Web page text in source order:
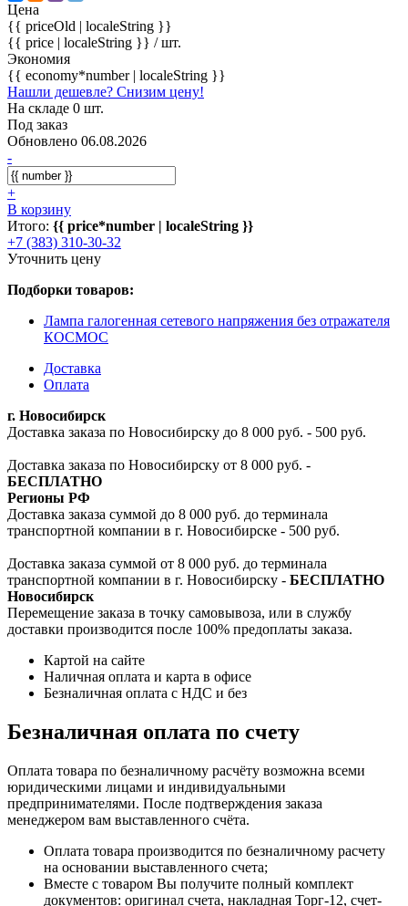
Цена
{{ priceOld | localeString }}
{{ price | localeString }} / шт.
Экономия
{{ economy*number | localeString }}
Нашли дешевле? Снизим цену!
На складе 0 шт.
Под заказ
Обновлено 06.08.2026
-
+
В корзину
Итого: {{ price*number | localeString }}
+7 (383) 310-30-32
Уточнить цену
Подборки товаров:
Лампа галогенная сетевого напряжения без отражателя
КОСМОС
Доставка
Оплата
г. Новосибирск
Доставка заказа по Новосибирску до 8 000 руб. - 500 руб.
Доставка заказа по Новосибирску от 8 000 руб. -
БЕСПЛАТНО
Регионы РФ
Доставка заказа суммой до 8 000 руб. до терминала
транспортной компании в г. Новосибирске - 500 руб.
Доставка заказа суммой от 8 000 руб. до терминала
транспортной компании в г. Новосибирску - БЕСПЛАТНО
Новосибирск
Перемещение заказа в точку самовывоза, или в службу
доставки производится после 100% предоплаты заказа.
Картой на сайте
Наличная оплата и карта в офисе
Безналичная оплата с НДС и без
Безналичная оплата по счету
Оплата товара по безналичному расчёту возможна всеми
юридическими лицами и индивидуальными
предпринимателями. После подтверждения заказа
менеджером вам выставленного счёта.
Оплата товара производится по безналичному расчету
на основании выставленного счета;
Вместе с товаром Вы получите полный комплект
документов: оригинал счета, накладная Торг-12, счет-